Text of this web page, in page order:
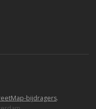
bijdragers.